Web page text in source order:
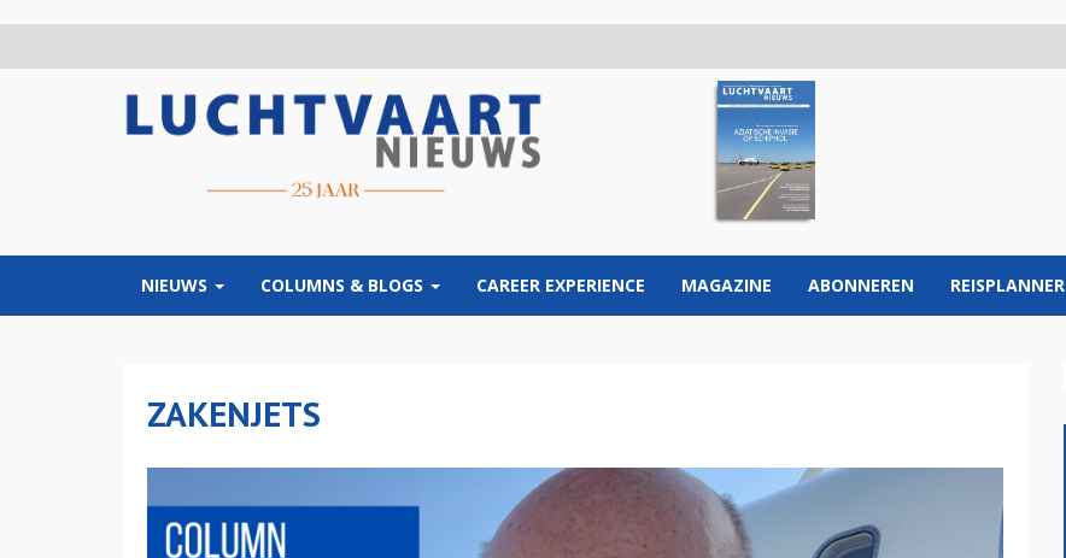
NIEUWS COLUMNS & BLOGS CAREER EXPERIENCE MAGAZINE ABONNEREN REISPLANNER
ZAKENJETS